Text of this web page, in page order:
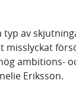
typ av
misslyckat
ambitions-
Eriksson.